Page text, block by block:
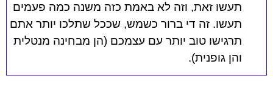
תעשו זאת, וזה לא באמת כזה משנה כמה פעמים
תעשו. זה די ברור כשמש, שככל שתלכו יותר אתם
תרגישו טוב יותר עם עצמכם (הן מבחינה מנטלית
והן גופנית).